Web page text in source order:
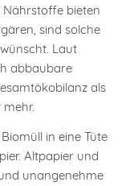
bieten
sind solche
Laut
abbaubare
als
in eine Tüte
Altpapier und
unangenehme